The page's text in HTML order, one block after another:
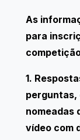
As
para
1.
perguntas,
nomeadas
vídeo com